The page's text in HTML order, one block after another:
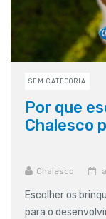
SEM CATEGORIA
Por que
Chalesco
Chalesco
Escolher os
para o